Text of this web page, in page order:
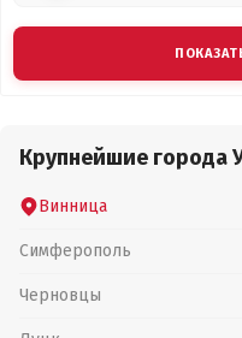
Крупнейшие города
Винница
Симферополь
Черновцы